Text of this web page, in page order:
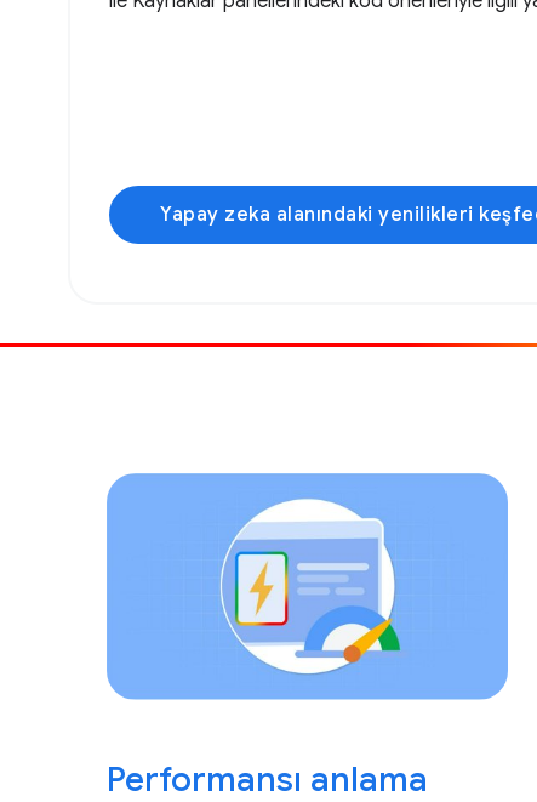
Yapay zeka alanındaki yenilikleri
Performansı anlama